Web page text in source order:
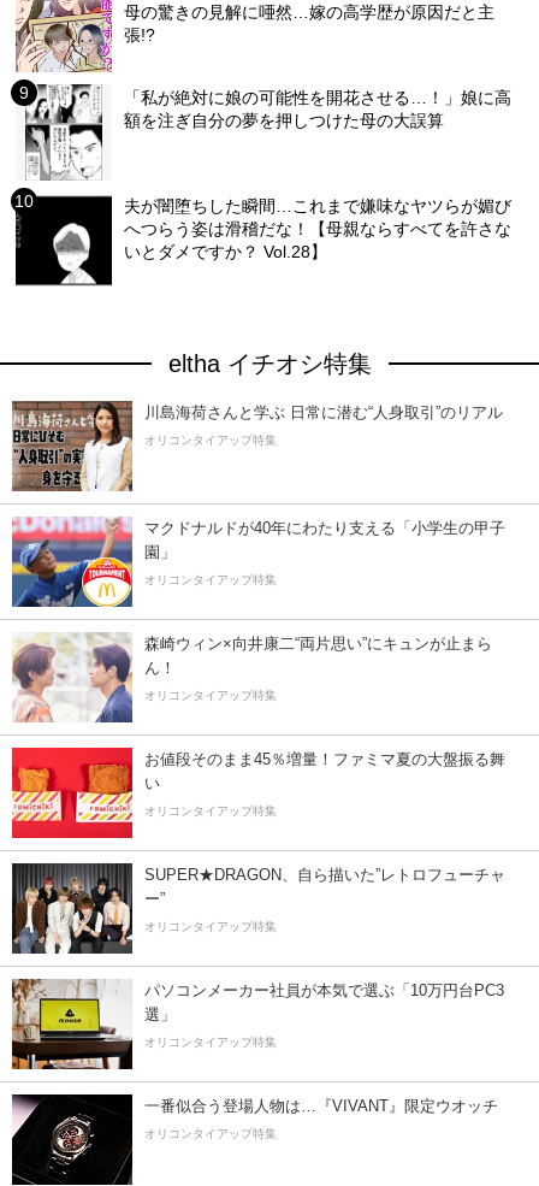
母の驚きの見解に唖然…嫁の高学歴が原因だと主
張!?
「私が絶対に娘の可能性を開花させる…！」娘に高
額を注ぎ自分の夢を押しつけた母の大誤算
夫が闇堕ちした瞬間…これまで嫌味なヤツらが媚び
へつらう姿は滑稽だな！【母親ならすべてを許さな
いとダメですか？ Vol.28】
eltha イチオシ特集
川島海荷さんと学ぶ 日常に潜む“人身取引”のリアル
オリコンタイアップ特集
マクドナルドが40年にわたり支える「小学生の甲子
園」
オリコンタイアップ特集
森崎ウィン×向井康二“両片思い”にキュンが止まら
ん！
オリコンタイアップ特集
お値段そのまま45％増量！ファミマ夏の大盤振る舞
い
オリコンタイアップ特集
SUPER★DRAGON、自ら描いた”レトロフューチャ
ー”
オリコンタイアップ特集
パソコンメーカー社員が本気で選ぶ「10万円台PC3
選」
オリコンタイアップ特集
一番似合う登場人物は…『VIVANT』限定ウオッチ
オリコンタイアップ特集